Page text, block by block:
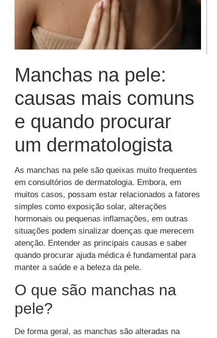
Manchas na pele:
causas mais comuns
e quando procurar
um dermatologista
As manchas na pele são queixas muito frequentes
em consultórios de dermatologia. Embora, em
muitos casos, possam estar relacionados a fatores
simples como exposição solar, alterações
hormonais ou pequenas inflamações, em outras
situações podem sinalizar doenças que merecem
atenção. Entender as principais causas e saber
quando procurar ajuda médica é fundamental para
manter a saúde e a beleza da pele.
O que são manchas na
pele?
De forma geral, as manchas são alteradas na